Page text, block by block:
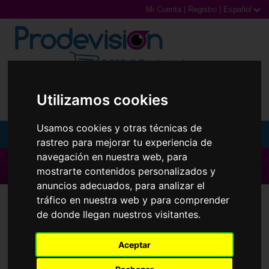
Utilizamos cookies
Usamos cookies y otras técnicas de
rastreo para mejorar tu experiencia de
navegación en nuestra web, para
mostrarte contenidos personalizados y
anuncios adecuados, para analizar el
tráfico en nuestra web y para comprender
de donde llegan nuestros visitantes.
Aceptar
Mi Cuenta Registro Español
0,00€ (0 Productos)
Gafas de Sol
Gafas Graduadas
Gafas Deportivas
Lentillas
▶ Todas las Marcas ◀